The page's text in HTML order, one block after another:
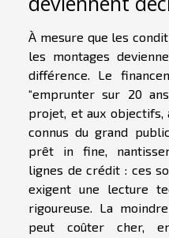
À mesure que les
les montages
différence. Le
“emprunter sur 20
projet, et aux
connus du grand
prêt in fine,
lignes de crédit : ces
exigent une lecture
rigoureuse. La
peut coûter cher,